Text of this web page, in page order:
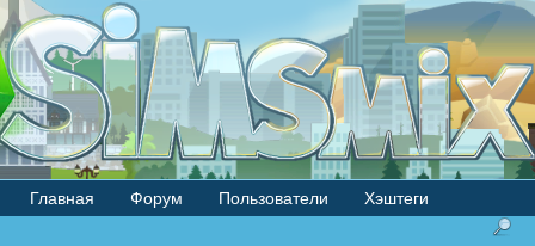
Главная Форум Пользователи Хэштеги